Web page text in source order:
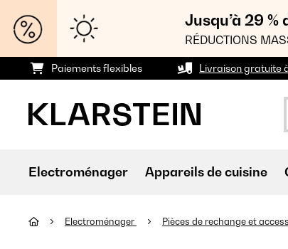
Jusqu’à 29
RÉDUCTIONS
Paiements flexibles Livraison gratuite
Electroménager Appareils de cuisine
Electroménager Pièces de rechange et